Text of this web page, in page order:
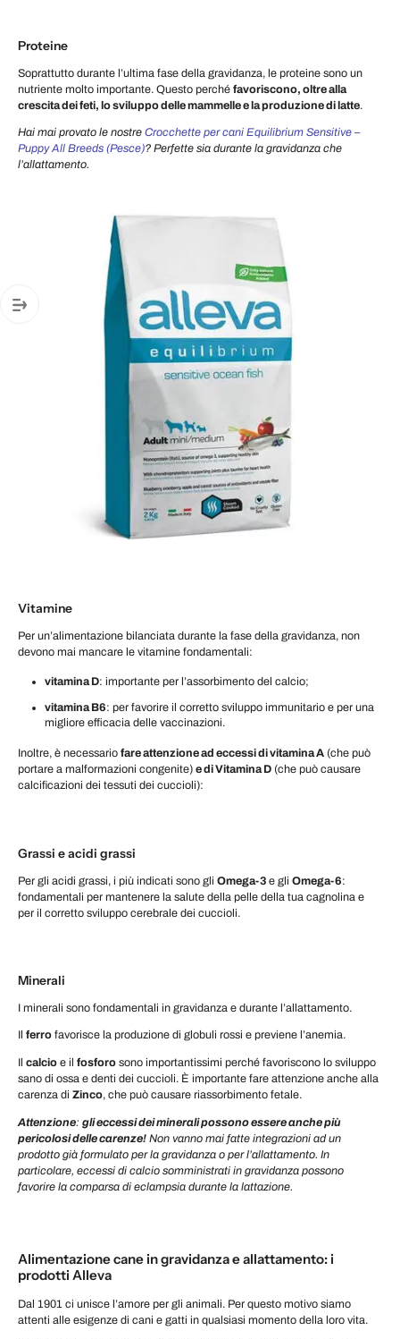
Proteine
Soprattutto durante l’ultima fase della gravidanza, le proteine sono un
nutriente molto importante. Questo perché favoriscono, oltre alla
crescita dei feti, lo sviluppo delle mammelle e la produzione di latte.
Hai mai provato le nostre Crocchette per cani Equilibrium Sensitive –
Puppy All Breeds (Pesce)? Perfette sia durante la gravidanza che
l’allattamento.
Vitamine
Per un’alimentazione bilanciata durante la fase della gravidanza, non
devono mai mancare le vitamine fondamentali:
vitamina D: importante per l’assorbimento del calcio;
vitamina B6: per favorire il corretto sviluppo immunitario e per una
migliore efficacia delle vaccinazioni.
Inoltre, è necessario fare attenzione ad eccessi di vitamina A (che può
portare a malformazioni congenite) e di Vitamina D (che può causare
calcificazioni dei tessuti dei cuccioli):
Grassi e acidi grassi
Per gli acidi grassi, i più indicati sono gli Omega-3 e gli Omega-6:
fondamentali per mantenere la salute della pelle della tua cagnolina e
per il corretto sviluppo cerebrale dei cuccioli.
Minerali
I minerali sono fondamentali in gravidanza e durante l’allattamento.
Il ferro favorisce la produzione di globuli rossi e previene l’anemia.
Il calcio e il fosforo sono importantissimi perché favoriscono lo sviluppo
sano di ossa e denti dei cuccioli. È importante fare attenzione anche alla
carenza di Zinco, che può causare riassorbimento fetale.
Attenzione: gli eccessi dei minerali possono essere anche più
pericolosi delle carenze! Non vanno mai fatte integrazioni ad un
prodotto già formulato per la gravidanza o per l’allattamento. In
particolare, eccessi di calcio somministrati in gravidanza possono
favorire la comparsa di eclampsia durante la lattazione.
Alimentazione cane in gravidanza e allattamento: i
prodotti Alleva
Dal 1901 ci unisce l’amore per gli animali. Per questo motivo siamo
attenti alle esigenze di cani e gatti in qualsiasi momento della loro vita.